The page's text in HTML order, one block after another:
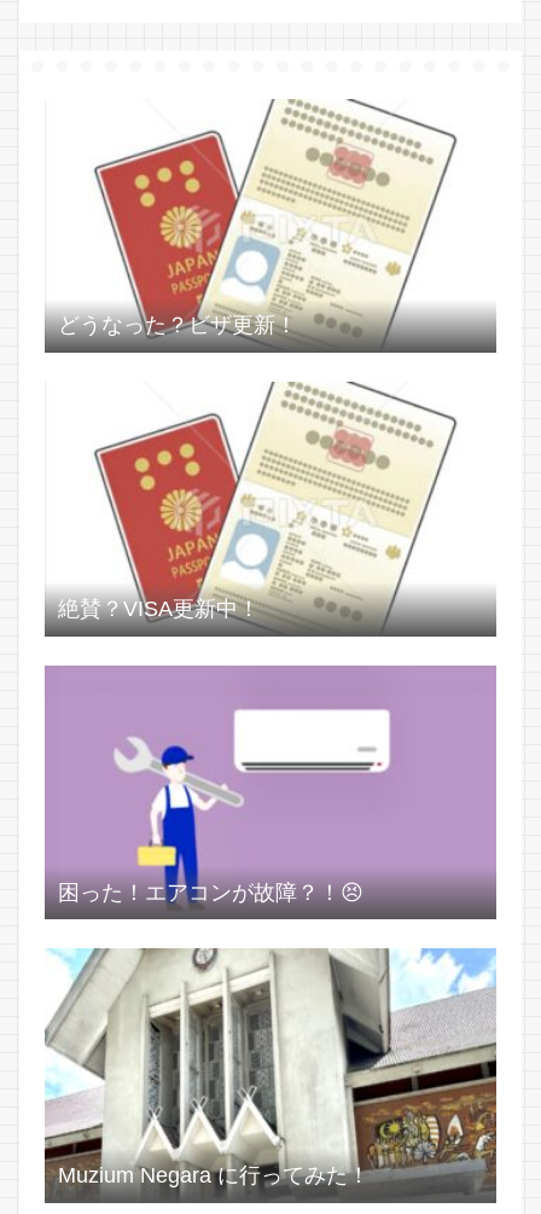
どうなった？ビザ更新！
絶賛？VISA更新中！
困った！エアコンが故障？！😣
Muzium Negara に行ってみた！